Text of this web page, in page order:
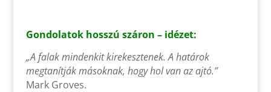
Gondolatok hosszú száron – idézet:
„A falak mindenkit kirekesztenek. A határok
megtanítják másoknak, hogy hol van az ajtó.”
Mark Groves.